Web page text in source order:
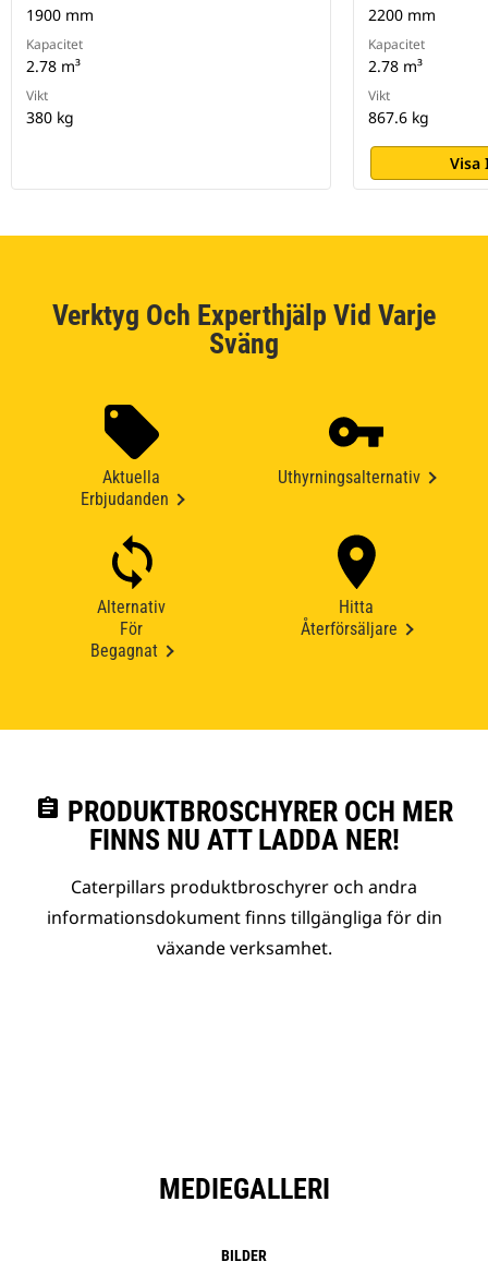
1900 mm
Kapacitet
2.78 m³
Vikt
380 kg
2200 mm
Kapacitet
2.78 m³
Vikt
867.6 kg
Visa
Verktyg Och Experthjälp Vid Varje
Sväng
Aktuella
Erbjudanden
Uthyrningsalternativ
Alternativ
För
Begagnat
Hitta
Återförsäljare
assignment PRODUKTBROSCHYRER OCH MER
FINNS NU ATT LADDA NER!
Caterpillars produktbroschyrer och andra
informationsdokument finns tillgängliga för din
växande verksamhet.
MEDIEGALLERI
BILDER